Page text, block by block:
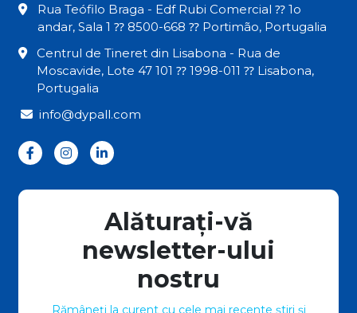
Rua Teófilo Braga - Edf Rubi Comercial ⁇ 1o
andar, Sala 1 ⁇ 8500-668 ⁇ Portimão, Portugalia
Centrul de Tineret din Lisabona - Rua de
Moscavide, Lote 47 101 ⁇ 1998-011 ⁇ Lisabona,
Portugalia
info@dypall.com
Alăturați-vă
newsletter-ului
nostru
Rămâneți la curent cu cele mai recente știri și